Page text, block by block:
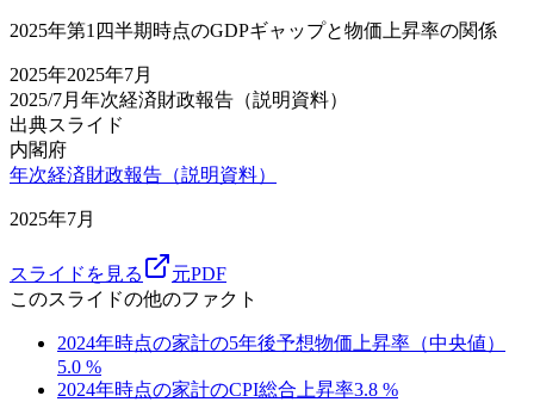
2025年第1四半期時点のGDPギャップと物価上昇率の関係
2025年2025年7月
2025/7月 年次経済財政報告（説明資料）
出典スライド
内閣府
年次経済財政報告（説明資料）
2025年7月
スライドを見る
元PDF
このスライドの他のファクト
2024年時点の家計の5年後予想物価上昇率（中央値）
5.0 %
2024年時点の家計のCPI総合上昇率3.8 %